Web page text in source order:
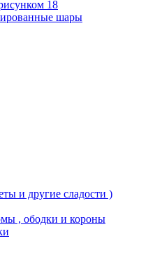
18
шары
и другие сладости )
, ободки и короны